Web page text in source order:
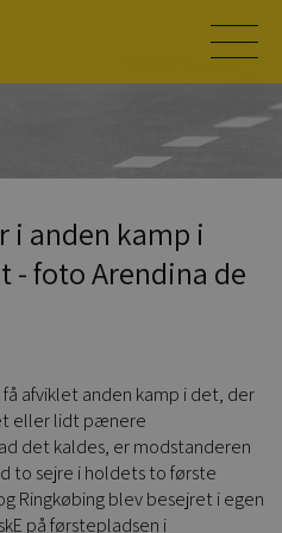
i anden kamp i
foto Arendina de
afviklet anden kamp i det, der
eller lidt pænere
det kaldes, er modstanderen
to sejre i holdets to første
Ringkøbing blev besejret i egen
på førstepladsen i